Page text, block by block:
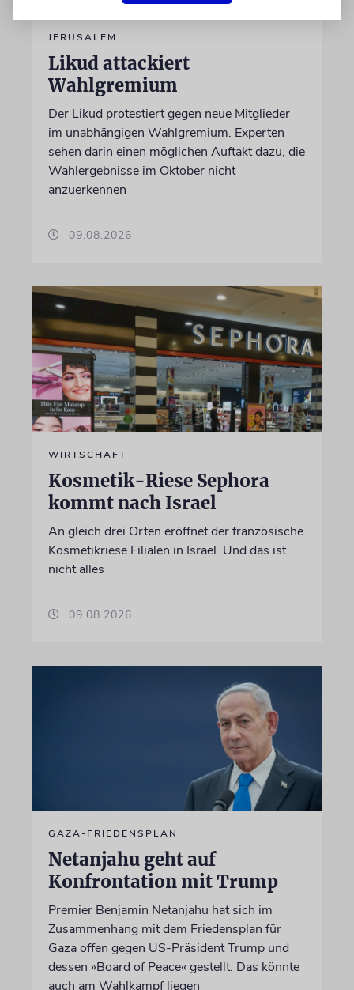
JERUSALEM
Likud attackiert
Wahlgremium
Der Likud protestiert gegen neue Mitglieder
im unabhängigen Wahlgremium. Experten
sehen darin einen möglichen Auftakt dazu, die
Wahlergebnisse im Oktober nicht
anzuerkennen
09.08.2026
WIRTSCHAFT
Kosmetik-Riese Sephora
kommt nach Israel
An gleich drei Orten eröffnet der französische
Kosmetikriese Filialen in Israel. Und das ist
nicht alles
09.08.2026
GAZA-FRIEDENSPLAN
Netanjahu geht auf
Konfrontation mit Trump
Premier Benjamin Netanjahu hat sich im
Zusammenhang mit dem Friedensplan für
Gaza offen gegen US-Präsident Trump und
dessen »Board of Peace« gestellt. Das könnte
auch am Wahlkampf liegen